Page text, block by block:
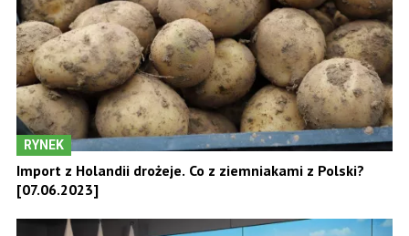
RYNEK
Import z Holandii drożeje. Co z ziemniakami z Polski?
[07.06.2023]